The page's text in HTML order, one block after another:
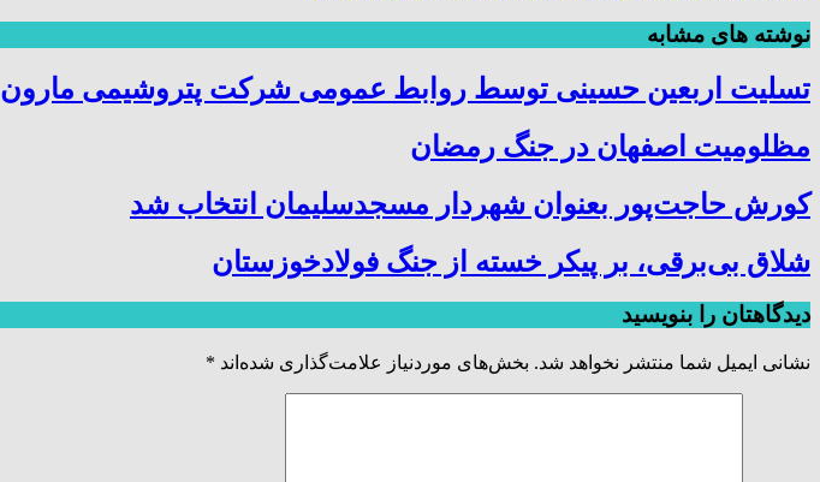
نوشته های مشابه
تسلیت اربعین حسینی توسط روابط عمومی شرکت پتروشیمی مارون
مظلومیت اصفهان در جنگ رمضان
کورش حاجت‌پور بعنوان شهردار مسجدسلیمان انتخاب شد
شلاق‌ بی‌برقی، بر پیکر خسته‌ از جنگ فولادخوزستان
دیدگاهتان را بنویسید
نشانی ایمیل شما منتشر نخواهد شد. بخش‌های موردنیاز علامت‌گذاری شده‌اند *